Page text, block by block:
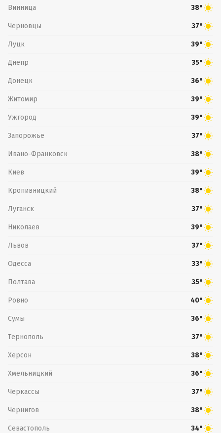
Винница 38°
Черновцы 37°
Луцк 39°
Днепр 35°
Донецк 36°
Житомир 39°
Ужгород 39°
Запорожье 37°
Ивано-Франковск 38°
Киев 39°
Кропивницкий 38°
Луганск 37°
Николаев 39°
Львов 37°
Одесса 33°
Полтава 35°
Ровно 40°
Сумы 36°
Тернополь 37°
Херсон 38°
Хмельницкий 36°
Черкассы 37°
Чернигов 38°
Севастополь 34°